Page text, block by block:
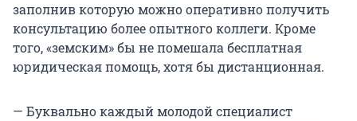
заполнив которую можно оперативно получить
консультацию более опытного коллеги. Кроме
того, «земским» бы не помешала бесплатная
юридическая помощь, хотя бы дистанционная.
— Буквально каждый молодой специалист